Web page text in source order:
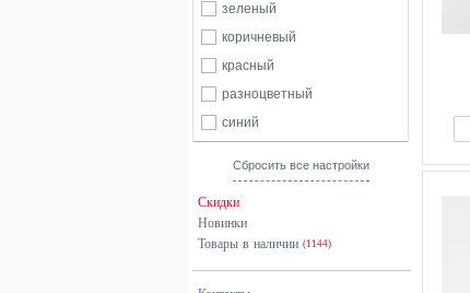
зеленый
коричневый
красный
разноцветный
синий
Сбросить все настройки
Скидки
Новинки
Товары в наличии (1144)